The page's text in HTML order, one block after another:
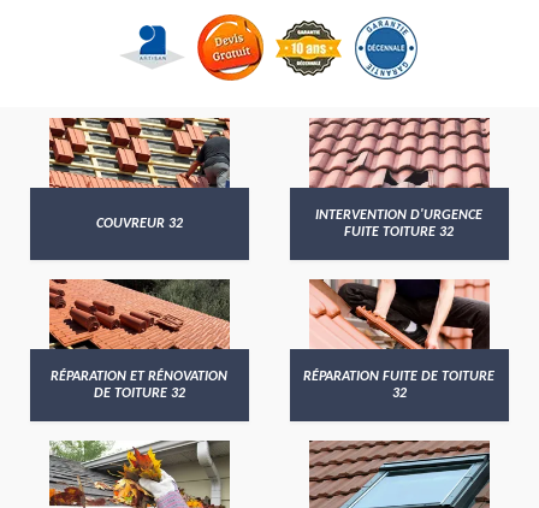
COUVREUR 32
INTERVENTION D'URGENCE
FUITE TOITURE 32
RÉPARATION ET RÉNOVATION
DE TOITURE 32
RÉPARATION FUITE DE TOITURE
32